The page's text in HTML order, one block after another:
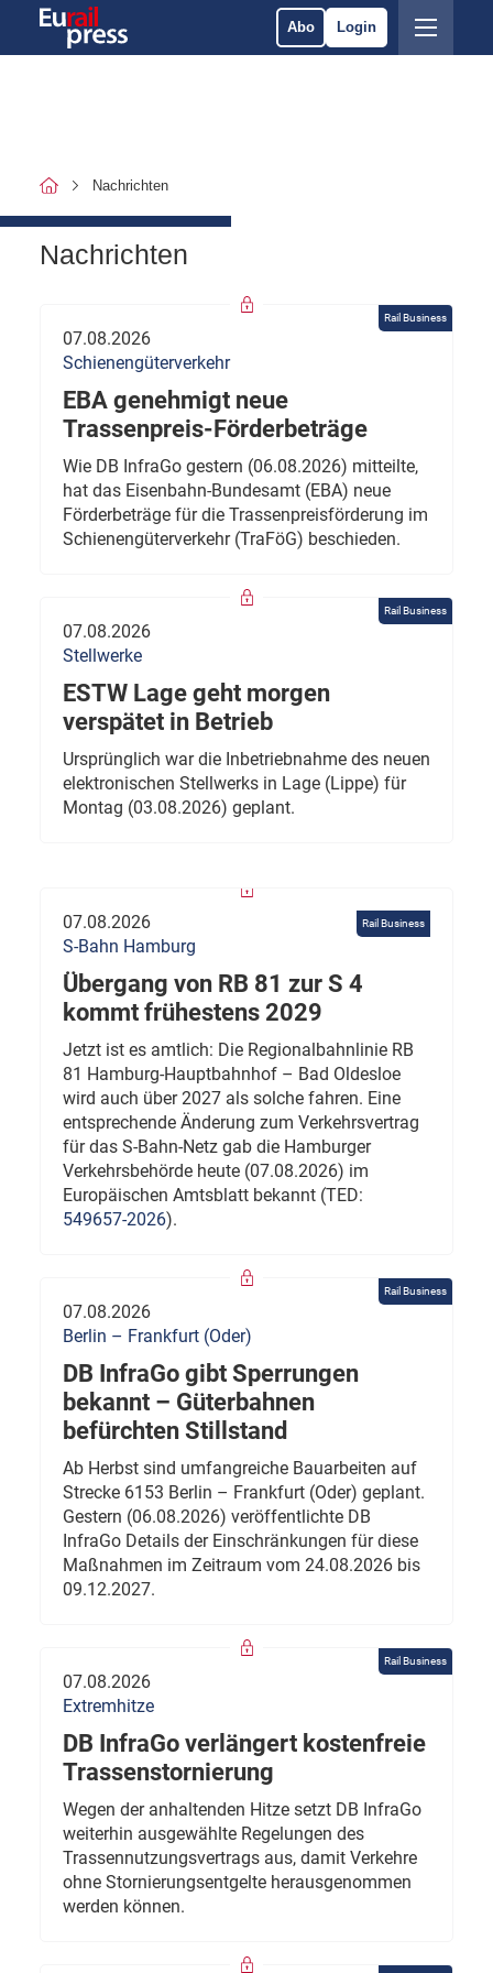
Abo Login
Nachrichten
Nachrichten
Rail Business
07.08.2026
Schienengüterverkehr
EBA genehmigt neue
Trassenpreis-Förderbeträge
Wie DB InfraGo gestern (06.08.2026) mitteilte,
hat das Eisenbahn-Bundesamt (EBA) neue
Förderbeträge für die Trassenpreisförderung im
Schienengüterverkehr (TraFöG) beschieden.
Rail Business
07.08.2026
Stellwerke
ESTW Lage geht morgen
verspätet in Betrieb
Ursprünglich war die Inbetriebnahme des neuen
elektronischen Stellwerks in Lage (Lippe) für
Montag (03.08.2026) geplant.
Rail Business
07.08.2026
S-Bahn Hamburg
Übergang von RB 81 zur S 4
kommt frühestens 2029
Jetzt ist es amtlich: Die Regionalbahnlinie RB
81 Hamburg-Hauptbahnhof – Bad Oldesloe
wird auch über 2027 als solche fahren. Eine
entsprechende Änderung zum Verkehrsvertrag
für das S-Bahn-Netz gab die Hamburger
Verkehrsbehörde heute (07.08.2026) im
Europäischen Amtsblatt bekannt (TED:
549657-2026).
Rail Business
07.08.2026
Berlin – Frankfurt (Oder)
DB InfraGo gibt Sperrungen
bekannt – Güterbahnen
befürchten Stillstand
Ab Herbst sind umfangreiche Bauarbeiten auf
Strecke 6153 Berlin – Frankfurt (Oder) geplant.
Gestern (06.08.2026) veröffentlichte DB
InfraGo Details der Einschränkungen für diese
Maßnahmen im Zeitraum vom 24.08.2026 bis
09.12.2027.
Rail Business
07.08.2026
Extremhitze
DB InfraGo verlängert kostenfreie
Trassenstornierung
Wegen der anhaltenden Hitze setzt DB InfraGo
weiterhin ausgewählte Regelungen des
Trassennutzungsvertrags aus, damit Verkehre
ohne Stornierungsentgelte herausgenommen
werden können.